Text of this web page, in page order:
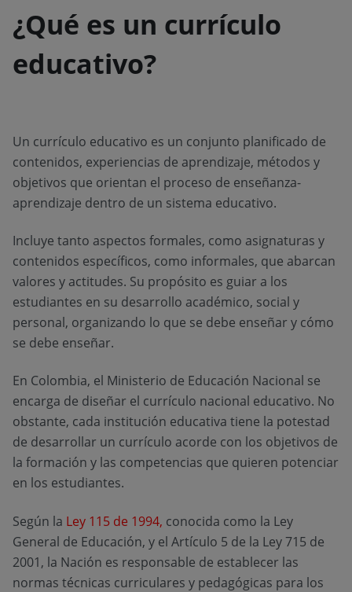
¿Qué es un currículo
educativo?
Un currículo educativo es un conjunto planificado de
contenidos, experiencias de aprendizaje, métodos y
objetivos que orientan el proceso de enseñanza-
aprendizaje dentro de un sistema educativo.
Incluye tanto aspectos formales, como asignaturas y
contenidos específicos, como informales, que abarcan
valores y actitudes. Su propósito es guiar a los
estudiantes en su desarrollo académico, social y
personal, organizando lo que se debe enseñar y cómo
se debe enseñar.
En Colombia, el Ministerio de Educación Nacional se
encarga de diseñar el currículo nacional educativo. No
obstante, cada institución educativa tiene la potestad
de desarrollar un currículo acorde con los objetivos de
la formación y las competencias que quieren potenciar
en los estudiantes.
Según la Ley 115 de 1994, conocida como la Ley
General de Educación, y el Artículo 5 de la Ley 715 de
2001, la Nación es responsable de establecer las
normas técnicas curriculares y pedagógicas para los